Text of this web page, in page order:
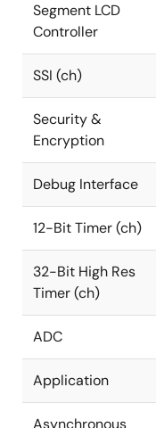
Segment LCD
Controller
SSI (ch)
Security &
Encryption
Debug Interface
12-Bit Timer (ch)
32-Bit High Res
Timer (ch)
ADC
Application
Asynchronous